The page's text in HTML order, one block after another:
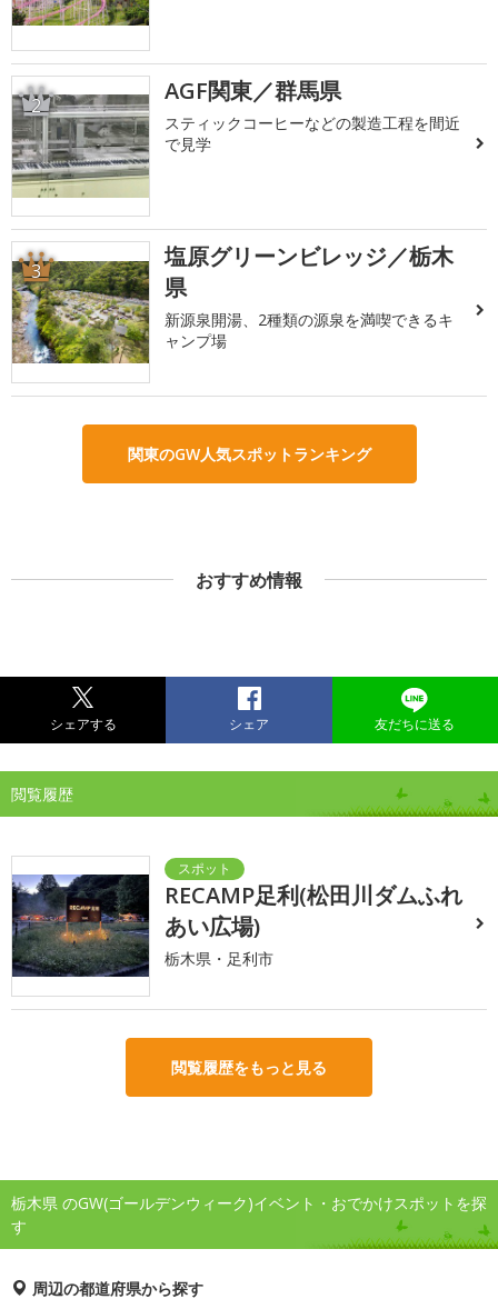
2 AGF関東／群馬県
スティックコーヒーなどの製造工程を間近
で見学
3
塩原グリーンビレッジ／栃木
県
新源泉開湯、2種類の源泉を満喫できるキ
ャンプ場
関東のGW人気スポットランキング
おすすめ情報
シェアする シェア 友だちに送る
閲覧履歴
RECAMP足利(松田川ダムふれ
あい広場)
栃木県・足利市
閲覧履歴をもっと見る
栃木県 のGW(ゴールデンウィーク)イベント・おでかけスポットを探
す
周辺の都道府県から探す